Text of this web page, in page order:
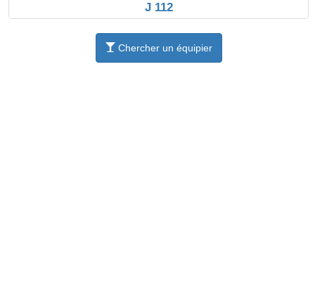
J 112
Chercher un équipier